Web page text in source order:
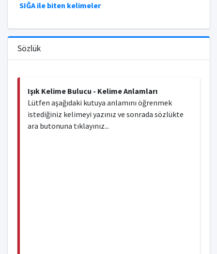
SIĞA ile biten kelimeler
Sözlük
Işık Kelime Bulucu - Kelime Anlamları
Lütfen aşağıdaki kutuya anlamını öğrenmek
istediğiniz kelimeyi yazınız ve sonrada sözlükte
ara butonuna tıklayınız...